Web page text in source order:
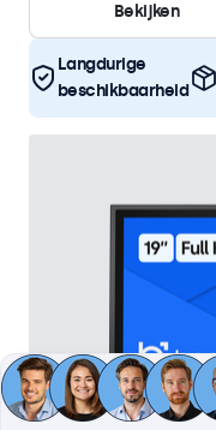
Bekijken
Langdurige
beschikbaarheid